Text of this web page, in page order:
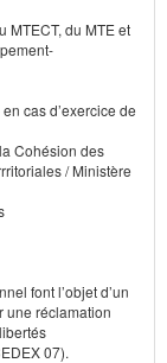
MTECT, du MTE et
cas d’exercice de
Cohésion des
/ Ministère
font l’objet d’un
une réclamation
07).